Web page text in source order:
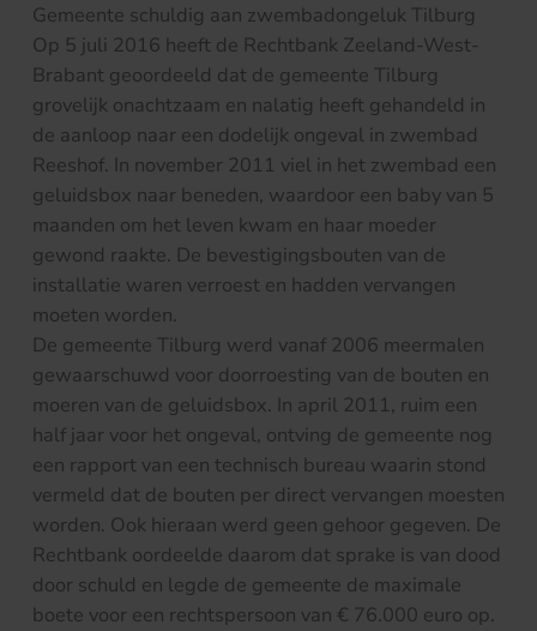
Gemeente schuldig aan zwembadongeluk Tilburg
Op 5 juli 2016 heeft de Rechtbank Zeeland-West-
Brabant geoordeeld dat de gemeente Tilburg
grovelijk onachtzaam en nalatig heeft gehandeld in
de aanloop naar een dodelijk ongeval in zwembad
Reeshof. In november 2011 viel in het zwembad een
geluidsbox naar beneden, waardoor een baby van 5
maanden om het leven kwam en haar moeder
gewond raakte. De bevestigingsbouten van de
installatie waren verroest en hadden vervangen
moeten worden.
De gemeente Tilburg werd vanaf 2006 meermalen
gewaarschuwd voor doorroesting van de bouten en
moeren van de geluidsbox. In april 2011, ruim een
half jaar voor het ongeval, ontving de gemeente nog
een rapport van een technisch bureau waarin stond
vermeld dat de bouten per direct vervangen moesten
worden. Ook hieraan werd geen gehoor gegeven. De
Rechtbank oordeelde daarom dat sprake is van dood
door schuld en legde de gemeente de maximale
boete voor een rechtspersoon van € 76.000 euro op.